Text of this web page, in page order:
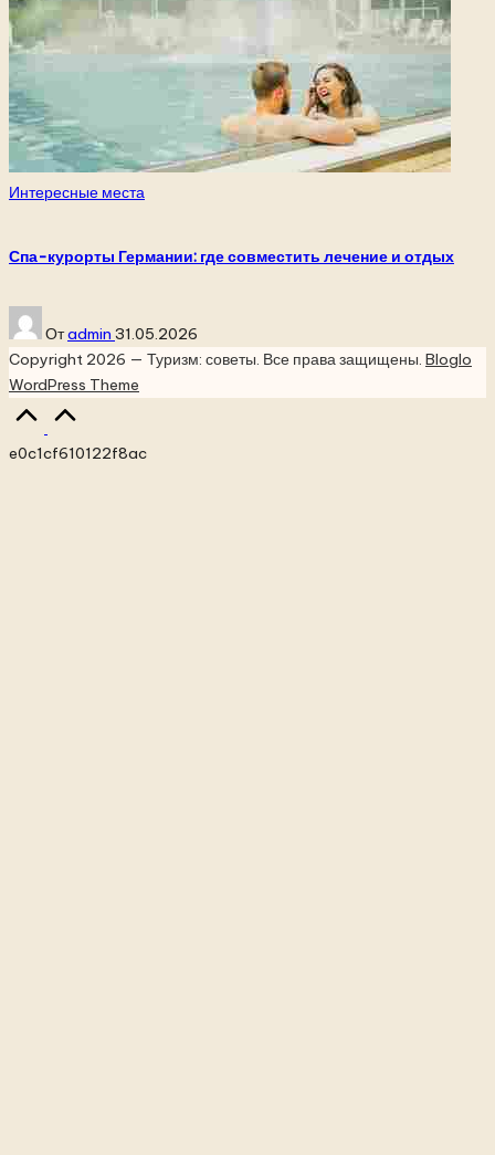
Опубликовано
Интересные места
Спа-курорты Германии: где совместить лечение и отдых
Запись
от
Отadmin 31.05.2026
Copyright 2026 — Туризм: советы. Все права защищены. Bloglo
WordPress Theme
e0c1cf610122f8ac